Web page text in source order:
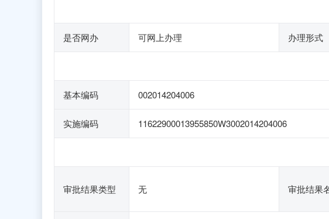
是否网办 可网上办理 办理形式
基本编码 002014204006
实施编码 11622900013955850W3002014204006
审批结果类型 无 审批结果